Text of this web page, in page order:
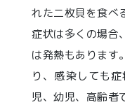
れた二枚貝を食べ
症状は多くの場合
は発熱もあります
り、感染しても
児、幼児、高齢者